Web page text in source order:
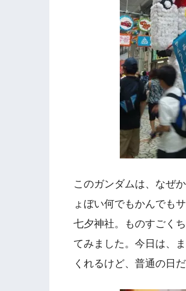
このガンダムは、なぜ
ょぼい何でもかんでも
七夕神社。ものすごく
てみました。今日は、
くれるけど、普通の日